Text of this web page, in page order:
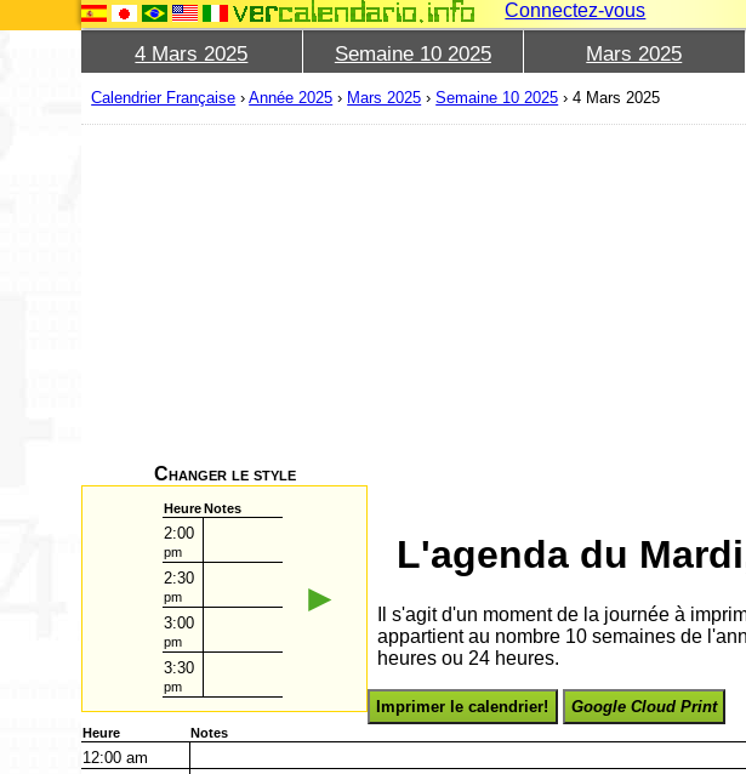
Connectez-vous
4 Mars 2025 Semaine 10 2025 Mars 2025
Calendrier Française ›Année 2025 › Mars 2025 ›Semaine 10 2025 ›4 Mars 2025
Changer le style
HeureNotes
2:00
pm
2:30
pm
3:00
pm
3:30
pm
►
L'agenda du
Il s'agit d'un moment de la journée à
appartient au nombre 10 semaines de
heures ou 24 heures.
Imprimer le calendrier! Google Cloud Print
Heure Notes
12:00am